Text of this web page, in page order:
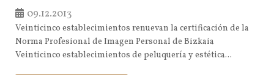
09.12.2013
Veinticinco establecimientos renuevan la certificación de la
Norma Profesional de Imagen Personal de Bizkaia
Veinticinco establecimientos de peluquería y estética...